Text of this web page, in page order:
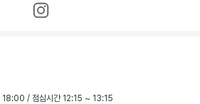
18:00 / 점심시간 12:15 ~ 13:15